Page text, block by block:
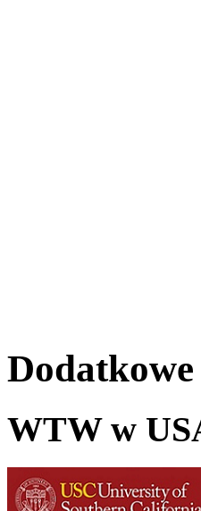
WTW w